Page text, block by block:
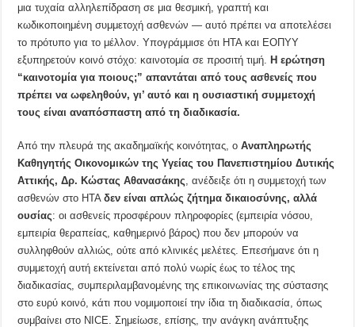
μια τυχαία αλληλεπίδραση σε μια θεσμική, γραπτή και
κωδικοποιημένη συμμετοχή ασθενών — αυτό πρέπει να αποτελέσει
το πρότυπο για το μέλλον. Υπογράμμισε ότι HTA και ΕΟΠΥΥ
εξυπηρετούν κοινό στόχο: καινοτομία σε προσιτή τιμή.Η ερώτηση
“καινοτομία για ποιους;” απαντάται από τους ασθενείς που
πρέπει να ωφεληθούν, γι’ αυτό και η ουσιαστική συμμετοχή
τους είναι αναπόσπαστη από τη διαδικασία.
Από την πλευρά της ακαδημαϊκής κοινότητας, οΑναπληρωτής
Καθηγητής Οικονομικών της Υγείας του Πανεπιστημίου Δυτικής
Αττικής, Δρ. Κώστας Αθανασάκης , ανέδειξε ότι η συμμετοχή των
ασθενών στο HTAδεν είναι απλώς ζήτημα δικαιοσύνης, αλλά
ουσίας: οι ασθενείς προσφέρουν πληροφορίες (εμπειρία νόσου,
εμπειρία θεραπείας, καθημερινό βάρος) που δεν μπορούν να
συλληφθούν αλλιώς, ούτε από κλινικές μελέτες. Επεσήμανε ότι η
συμμετοχή αυτή εκτείνεται από πολύ νωρίς έως το τέλος της
διαδικασίας, συμπεριλαμβανομένης της επικοινωνίας της σύστασης
στο ευρύ κοινό, κάτι που νομιμοποιεί την ίδια τη διαδικασία, όπως
συμβαίνει στο NICE. Σημείωσε, επίσης, την ανάγκη ανάπτυξης